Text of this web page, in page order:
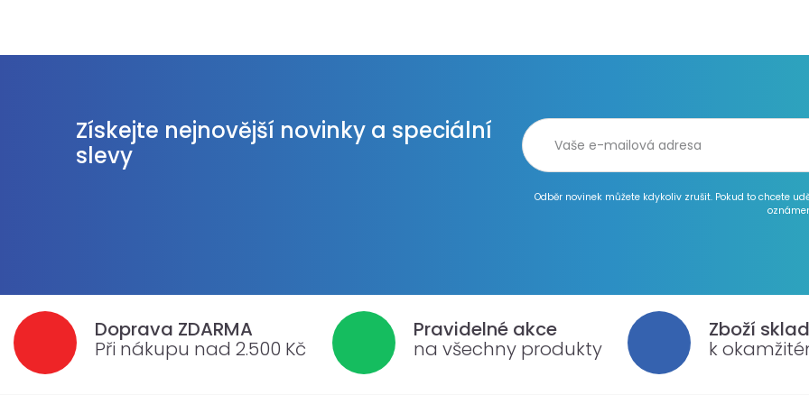
Získejte nejnovější novinky a speciální
slevy
Odběr novinek můžete kdykoliv zrušit. Pokud to chcete
Doprava ZDARMA
Při nákupu nad 2.500 Kč
Pravidelné akce
na všechny produkty
Zboží
k